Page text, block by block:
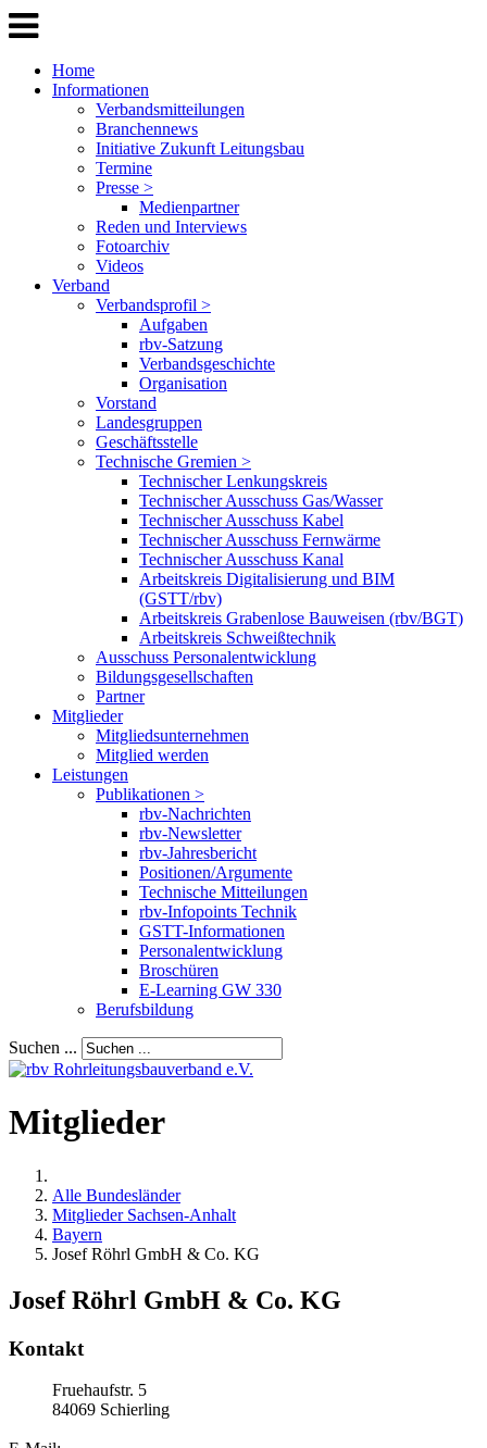
Home
Informationen
Verbandsmitteilungen
Branchennews
Initiative Zukunft Leitungsbau
Termine
Presse >
Medienpartner
Reden und Interviews
Fotoarchiv
Videos
Verband
Verbandsprofil >
Aufgaben
rbv-Satzung
Verbandsgeschichte
Organisation
Vorstand
Landesgruppen
Geschäftsstelle
Technische Gremien >
Technischer Lenkungskreis
Technischer Ausschuss Gas/Wasser
Technischer Ausschuss Kabel
Technischer Ausschuss Fernwärme
Technischer Ausschuss Kanal
Arbeitskreis Digitalisierung und BIM
(GSTT/rbv)
Arbeitskreis Grabenlose Bauweisen (rbv/BGT)
Arbeitskreis Schweißtechnik
Ausschuss Personalentwicklung
Bildungsgesellschaften
Partner
Mitglieder
Mitgliedsunternehmen
Mitglied werden
Leistungen
Publikationen >
rbv-Nachrichten
rbv-Newsletter
rbv-Jahresbericht
Positionen/Argumente
Technische Mitteilungen
rbv-Infopoints Technik
GSTT-Informationen
Personalentwicklung
Broschüren
E-Learning GW 330
Berufsbildung
Suchen ...
Mitglieder
Alle Bundesländer
Mitglieder Sachsen-Anhalt
Bayern
Josef Röhrl GmbH & Co. KG
Josef Röhrl GmbH & Co. KG
Kontakt
Fruehaufstr. 5
84069 Schierling